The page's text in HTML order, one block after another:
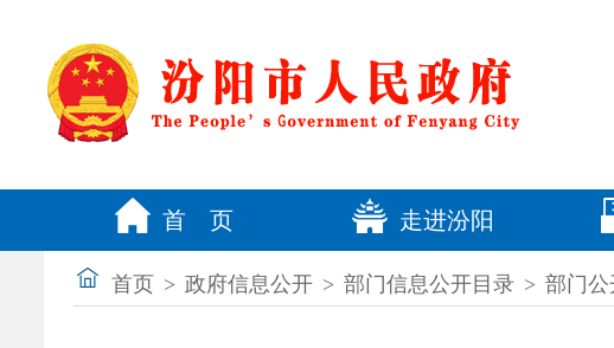
首 页 走进汾阳
首页 > 政府信息公开 > 部门信息公开目录 > 部门公